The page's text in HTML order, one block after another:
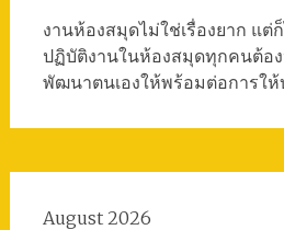
งานห้องสมุดไม่ใช่เรื่องยาก แต่
ปฏิบัติงานในห้องสมุดทุกคนต้อง
พัฒนาตนเองให้พร้อมต่อการให้
August 2026